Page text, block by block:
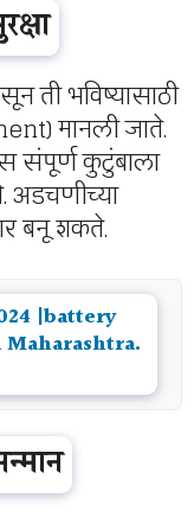
ती भविष्यासाठी
मानली जाते.
संपूर्ण कुटुंबाला
अडचणीच्या
बनू शकते.
2024 |battery